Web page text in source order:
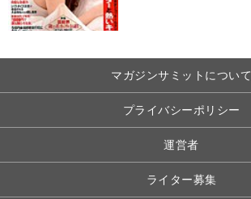
マガジンサミットについて
プライバシーポリシー
運営者
ライター募集